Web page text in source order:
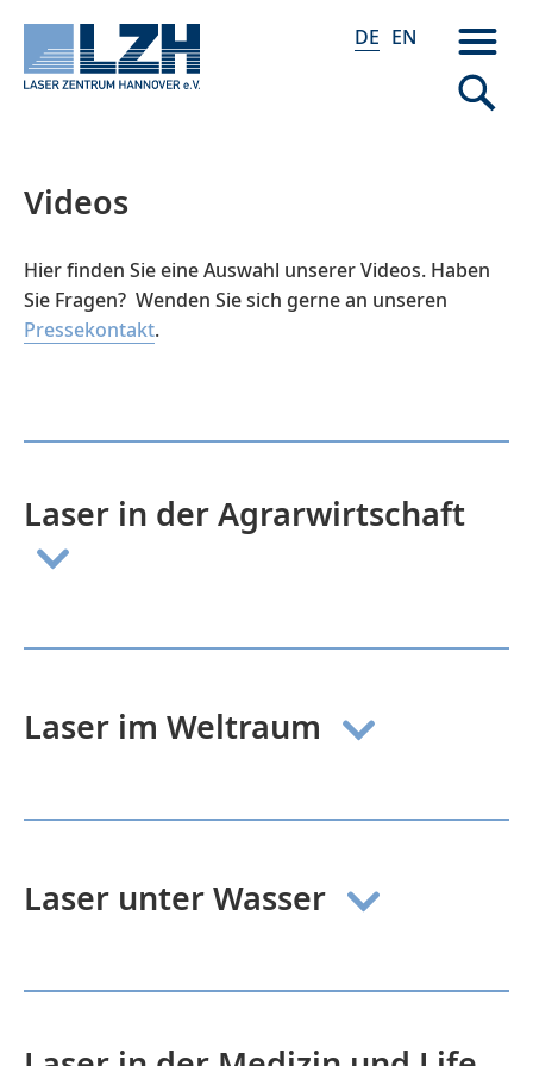
Direkt
Inhalt
DE EN
Videos
Hier finden Sie eine Auswahl unserer Videos. Haben
Sie Fragen? Wenden Sie sich gerne an unseren
Pressekontakt.
Laser in der Agrarwirtschaft
Mehr Infos
Laser im Weltraum
Laser unter Wasser